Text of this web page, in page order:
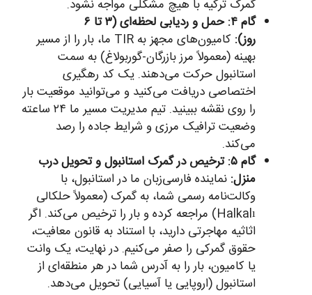
گمرک ترکیه با هیچ مشکلی مواجه نشود.
گام ۴: حمل و ردیابی لحظه‌ای (۳ تا ۶
روز):
کامیون‌های مجهز به TIR ما، بار را از مسیر
بهینه (معمولاً مرز بازرگان-گوربولاغ) به سمت
استانبول حرکت می‌دهند. یک کد رهگیری
اختصاصی دریافت می‌کنید و می‌توانید موقعیت بار
را روی نقشه ببینید. تیم مدیریت مسیر ما ۲۴ ساعته
وضعیت ترافیک مرزی و شرایط جاده را رصد
می‌کند.
گام ۵: ترخیص در گمرک استانبول و تحویل درب
منزل: نماینده فارسی‌زبان ما در استانبول، با
وکالت‌نامه رسمی شما، به گمرک (معمولاً حلکالی
Halkalı) مراجعه کرده و بار را ترخیص می‌کند. اگر
اثاثیه مهاجرتی دارید، با استناد به قانون معافیت،
حقوق گمرکی را صفر می‌کنیم. در نهایت، یک وانت
یا کامیون، بار را به آدرس شما در هر منطقه‌ای از
استانبول (اروپایی یا آسیایی) تحویل می‌دهد.